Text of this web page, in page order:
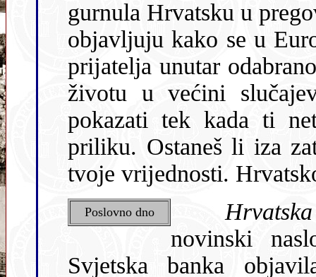
gurnula Hrvatsku u
objavljuju kako se u
prĳatelja unutar
životu u većini
pokazati tek kada ti
priliku. Ostaneš li iza
tvoje vrĳednosti.
Poslovno dno
novinski
Svjetska banka